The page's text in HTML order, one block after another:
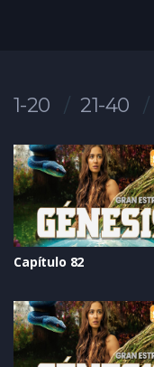
1-20 21-40
Capítulo 82